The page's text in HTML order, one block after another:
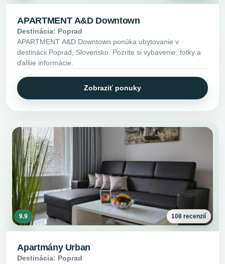
APARTMENT A&D Downtown
Destinácia: Poprad
APARTMENT A&D Downtown ponúka ubytovanie v
destinácii Poprad, Slovensko. Pozrite si vybavenie, fotky a
ďalšie informácie.
Zobraziť ponuky
9.9 108 recenzií
Apartmány Urban
Destinácia: Poprad